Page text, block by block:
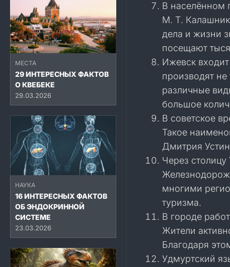
МЕСТА
29 ИНТЕРЕСНЫХ ФАКТОВ
О КВЕБЕКЕ
29.03.2026
НАУКА
16 ИНТЕРЕСНЫХ ФАКТОВ
ОБ ЭНДОКРИННОЙ
СИСТЕМЕ
23.03.2026
В населённом
М. Т.
дела и жизни
посещают
Ижевск
производят
различные
большое
В советское
Такое
Дмитрия
Через
многими
туризма.
В городе
Жители
Благодаря
Удмуртский